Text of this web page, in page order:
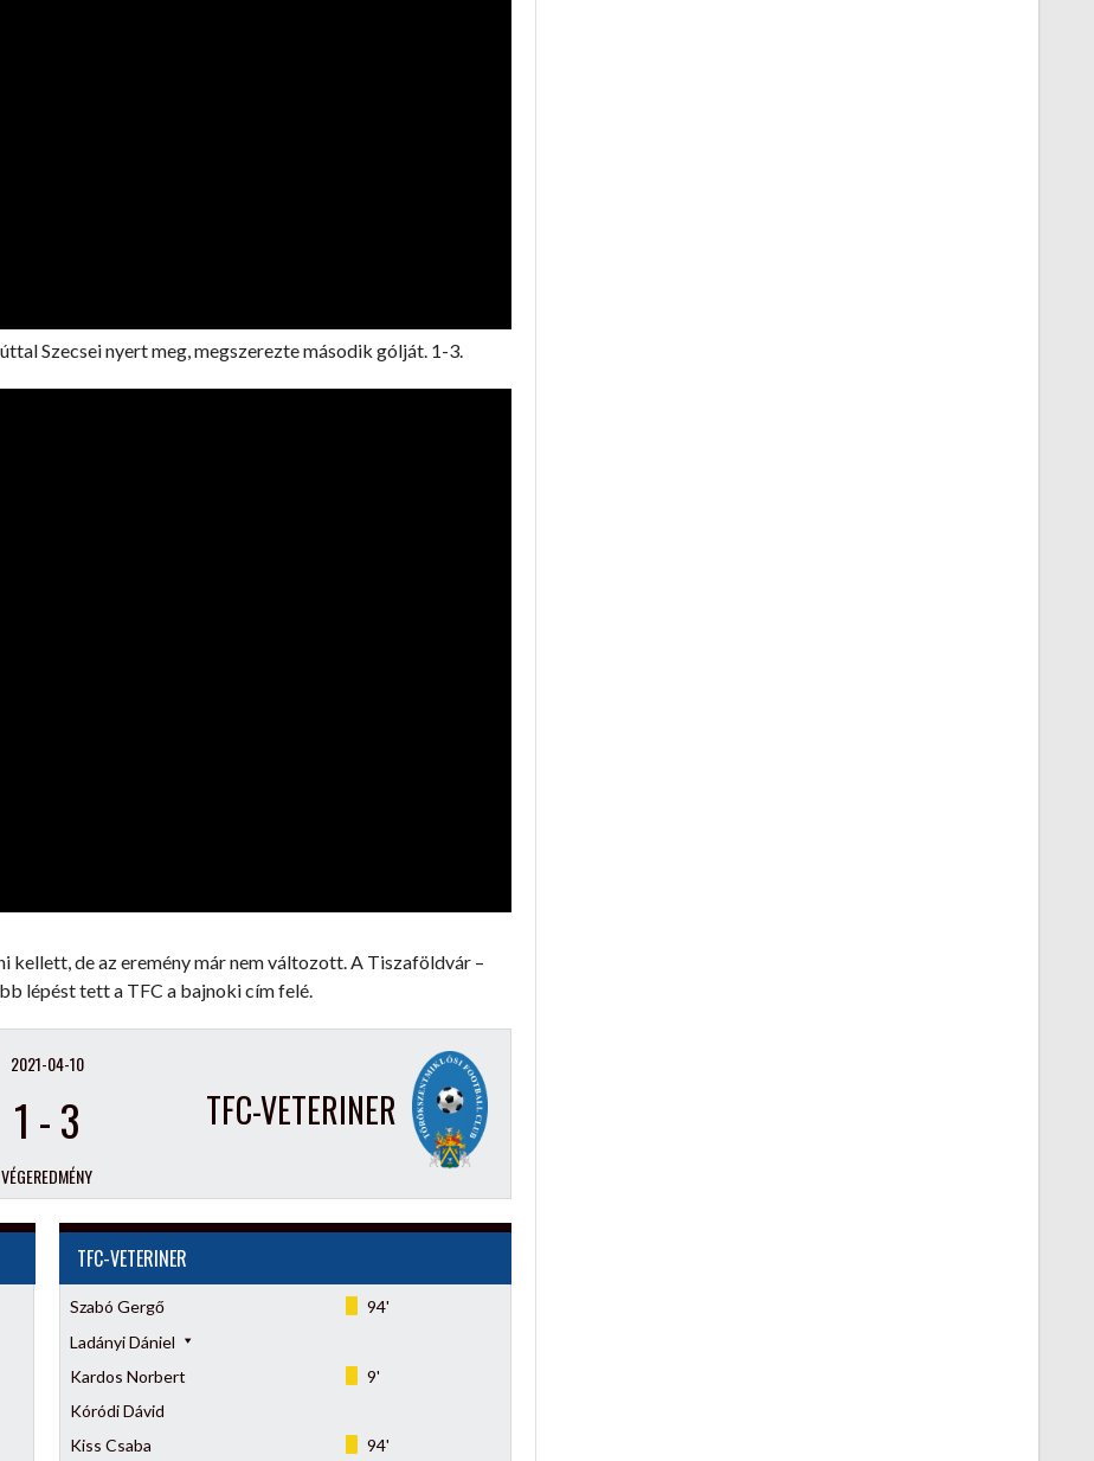
Szecsei nyert meg, megszerezte második gólját. 1-3.
de az eremény már nem változott. A Tiszaföldvár –
lépést tett a TFC a bajnoki cím felé.
TFC-VETERINER
2021-04-10
1 -3
VÉGEREDMÉNY
TFC-VETERINER
Szabó Gergő
94'
Ladányi Dániel
Kardos Norbert
9'
Kóródi Dávid
Kiss Csaba
94'